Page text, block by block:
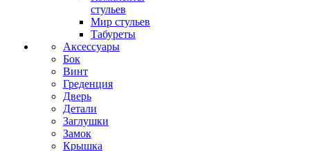
стульев
Мир стульев
Табуреты
Аксессуары
Бок
Винт
Греденция
Дверь
Детали
Заглушки
Замок
Крышка